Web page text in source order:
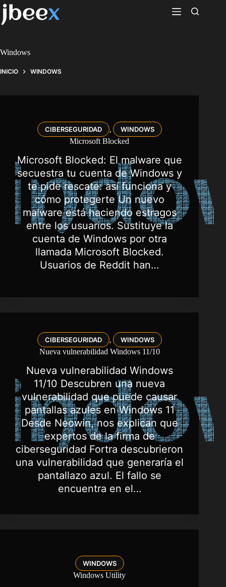
Saltar
contenido
Windows
INICIO WINDOWS
CIBERSEGURIDAD , WINDOWS
Microsoft Blocked
Microsoft Blocked: El malware que
secuestra tu cuenta de Windows y
te pide rescate: así funciona y
cómo protegerte Un nuevo
malware está haciendo estragos
entre los usuarios. Sustituye la
cuenta de Windows por otra
llamada Microsoft Blocked.
Usuarios de Reddit han…
CIBERSEGURIDAD , WINDOWS
Nueva vulnerabilidad Windows 11/10
Nueva vulnerabilidad Windows
11/10 Descubren una nueva
vulnerabilidad que puede causar
pantallas azules en Windows 11
Desde Neowin, nos explican que
expertos de la firma de
ciberseguridad Fortra descubrieron
una vulnerabilidad que generaría el
pantallazo azul. El fallo se
encuentra en el…
WINDOWS
Windows Utility